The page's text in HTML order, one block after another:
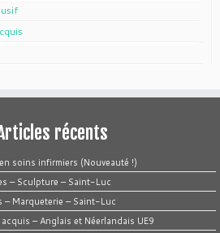
récents
soins infirmiers (Nouveauté !)
– Sculpture – Saint-Luc
– Marqueterie – Saint-Luc
– Anglais et Néerlandais UE9